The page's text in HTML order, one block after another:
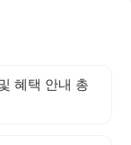
혜택 안내 총